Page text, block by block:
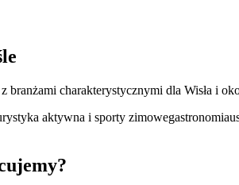
branżami charakterystycznymi dla Wisła i
aktywna i sporty zimowegastronomia